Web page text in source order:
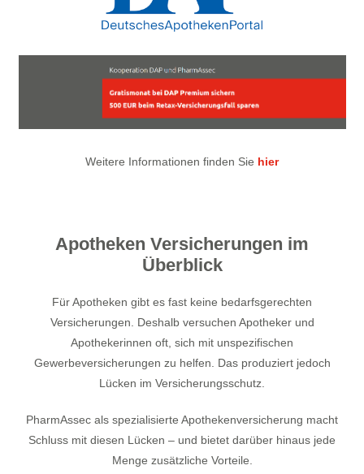
Weitere Informationen finden Sie hier
Apotheken Versicherungen im
Überblick
Für Apotheken gibt es fast keine bedarfsgerechten
Versicherungen. Deshalb versuchen Apotheker und
Apothekerinnen oft, sich mit unspezifischen
Gewerbeversicherungen zu helfen. Das produziert jedoch
Lücken im Versicherungsschutz.
PharmAssec als spezialisierte Apothekenversicherung macht
Schluss mit diesen Lücken – und bietet darüber hinaus jede
Menge zusätzliche Vorteile.